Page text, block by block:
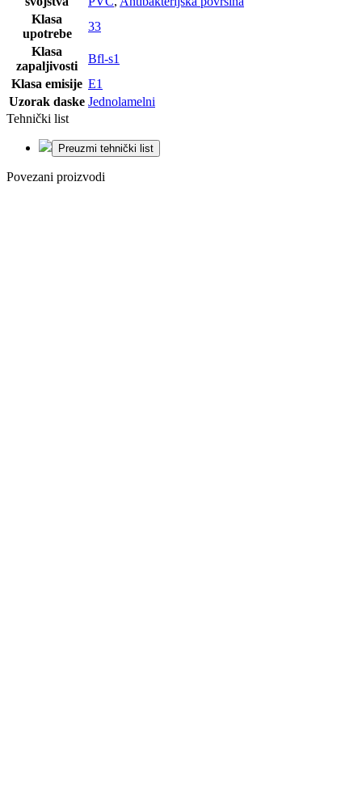
Klasa
upotrebe
33
Klasa
zapaljivosti
Bfl-s1
Klasa emisije E1
Uzorak daske Jednolamelni
Tehnički list
Preuzmi tehnički list
Povezani proizvodi